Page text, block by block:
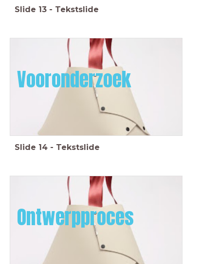
Slide 13 - Tekstslide
Vooronderzoek
Slide 14 - Tekstslide
Ontwerpproces